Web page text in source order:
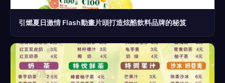
引燃夏日激情 Flash動畫片頭打造炫酷飲料品牌的秘笈